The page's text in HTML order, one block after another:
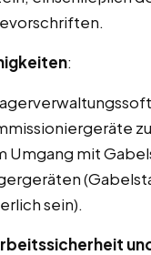
:
Umgang mit
sein).